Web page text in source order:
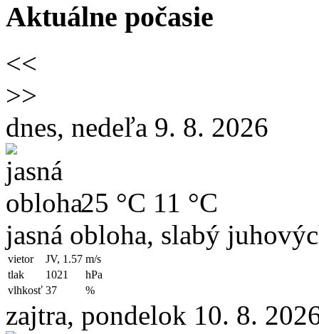
Aktuálne počasie
<<
>>
dnes, nedeľa 9. 8. 2026
25 °C 11 °C
jasná obloha, slabý
vietor JV, 1.57 m/s
tlak
1021
hPa
vlhkosť 37 %
zajtra, pondelok 10. 8.